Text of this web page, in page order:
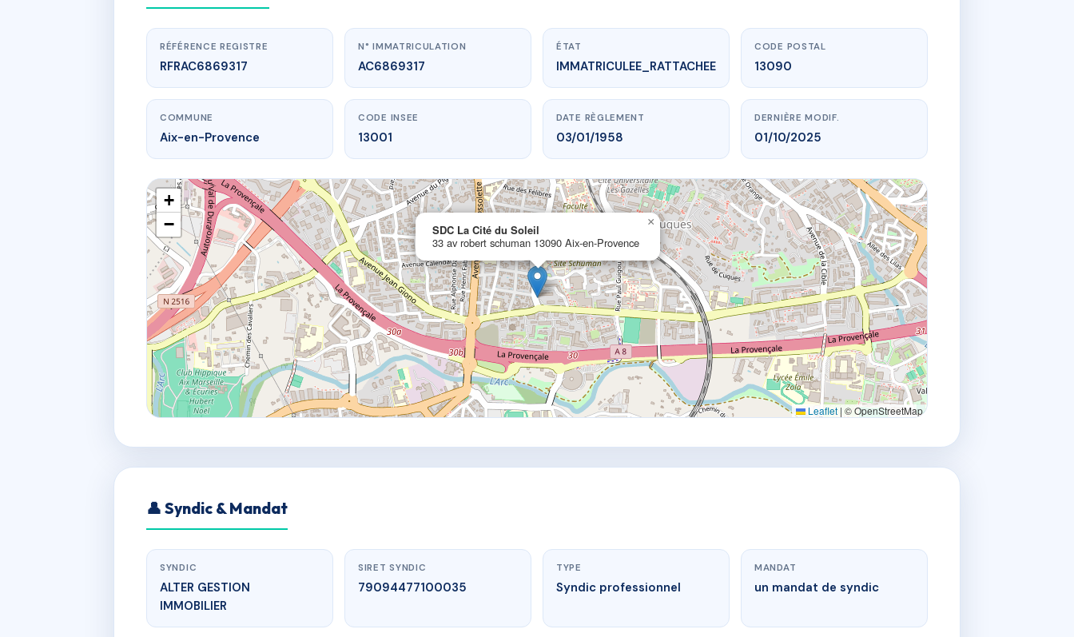
www.vme.plus/AC6869317
SDC La Cité du Soleil
33 av robert schuman13090 Aix-en-Provence
RÉFÉRENCE REGISTRE
RFRAC6869317
N° IMMATRICULATION
AC6869317
ÉTAT
IMMATRICULEE_RATTACHEE
CODE POSTAL
13090
COMMUNE
Aix-en-Provence
CODE INSEE
13001
DATE RÈGLEMENT
03/01/1958
DERNIÈRE MODIF.
01/10/2025
SDC La Cité du Soleil
33 av robert schuman 13090 Aix-en-Provence
×
+
−
Leaflet | © OpenStreetMap
👤 Syndic & Mandat
SYNDIC
ALTER GESTION
IMMOBILIER
SIRET SYNDIC
79094477100035
TYPE
Syndic professionnel
MANDAT
un mandat de syndic